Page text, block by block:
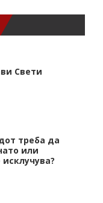
Свети
треба да
или